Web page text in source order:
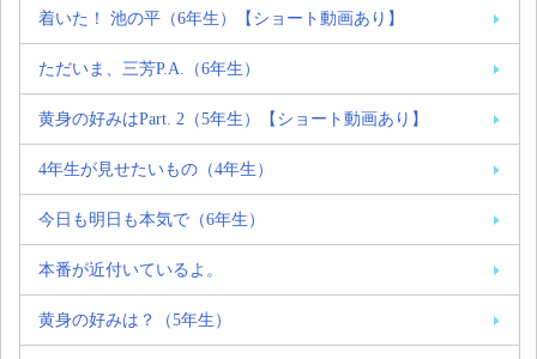
着いた！ 池の平（6年生）【ショート動画あり】
ただいま、三芳P.A.（6年生）
黄身の好みはPart. 2（5年生）【ショート動画あり】
4年生が見せたいもの（4年生）
今日も明日も本気で（6年生）
本番が近付いているよ。
黄身の好みは？（5年生）